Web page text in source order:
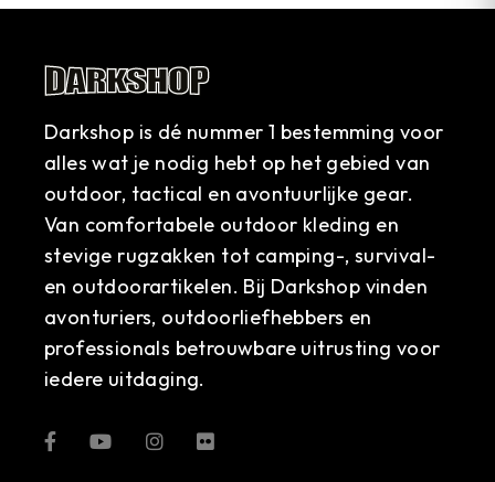
Darkshop is dé nummer 1 bestemming voor
alles wat je nodig hebt op het gebied van
outdoor, tactical en avontuurlijke gear.
Van comfortabele outdoor kleding en
stevige rugzakken tot camping-, survival-
en outdoorartikelen. Bij Darkshop vinden
avonturiers, outdoorliefhebbers en
professionals betrouwbare uitrusting voor
iedere uitdaging.